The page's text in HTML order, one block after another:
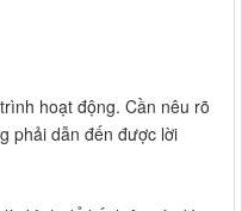
hoạt động. Cần nêu rõ
phải dẫn đến được lời